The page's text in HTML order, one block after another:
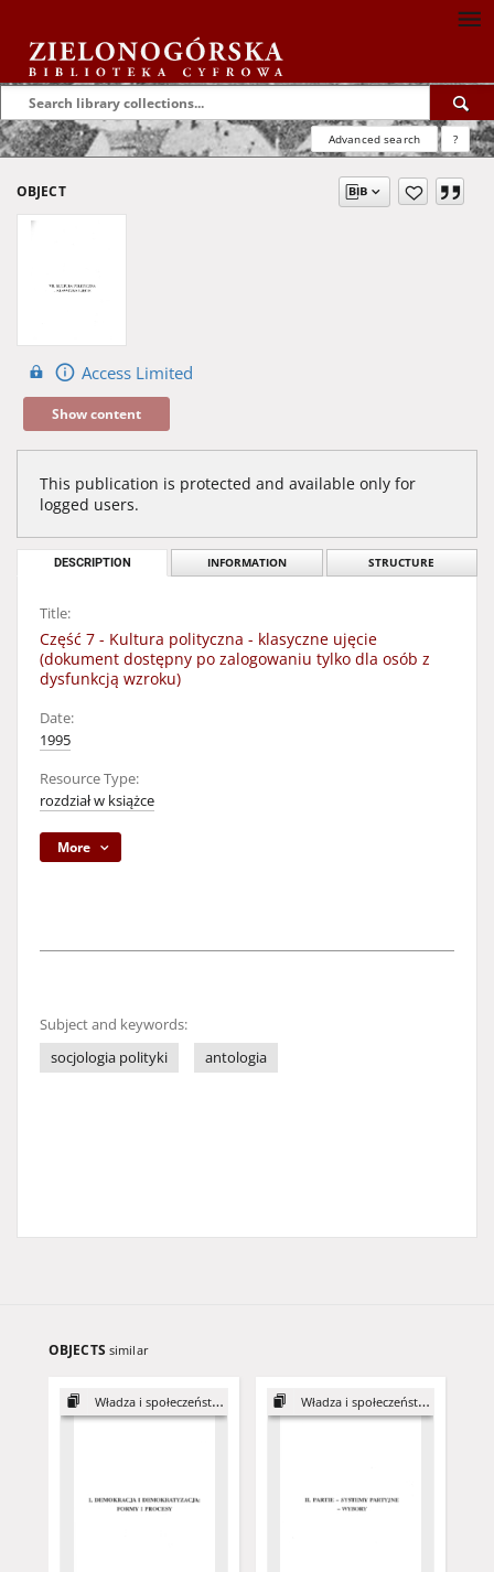
Advanced search ?
OBJECT
Access Limited
Show content
This publication is protected and available only for
logged users.
DESCRIPTION INFORMATION STRUCTURE
Title:
Część 7 - Kultura polityczna - klasyczne ujęcie
(dokument dostępny po zalogowaniu tylko dla osób z
dysfunkcją wzroku)
Date:
1995
Resource Type:
rozdział w książce
More
Subject and keywords:
socjologia polityki
antologia
OBJECTS similar
Władza i społeczeństwo 1 Władza i społeczeństwo 1